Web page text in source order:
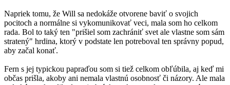
Napriek tomu, že Will sa nedokáže otvorene baviť o svojich
pocitoch a normálne si vykomunikovať veci, mala som ho celkom
rada. Bol to taký ten "prišiel som zachrániť svet ale vlastne som sám
stratený" hrdina, ktorý v podstate len potreboval ten správny popud,
aby začal konať.
Fern s jej typickou papraďou som si tiež celkom obľúbila, aj keď mi
občas prišla, akoby ani nemala vlastnú osobnosť či názory. Ale mala